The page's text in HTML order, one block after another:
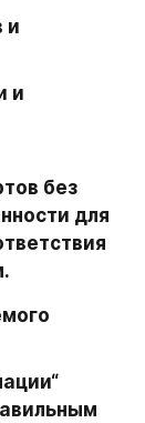
и
и
для